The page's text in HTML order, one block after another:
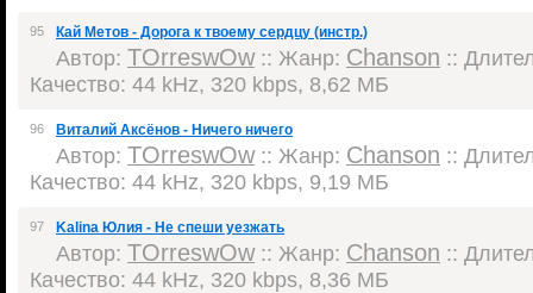
95 Кай Метов - Дорога к твоему сердцу (инстр.)
Автор: TOrreswOw:: Жанр: Chanson ::
Качество: 44 kHz, 320 kbps, 8,62 МБ
96 Виталий Аксёнов - Ничего ничего
Автор: TOrreswOw:: Жанр: Chanson ::
Качество: 44 kHz, 320 kbps, 9,19 МБ
97 Kalina Юлия - Не спеши уезжать
Автор: TOrreswOw:: Жанр: Chanson ::
Качество: 44 kHz, 320 kbps, 8,36 МБ